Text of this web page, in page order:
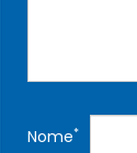
Nome*